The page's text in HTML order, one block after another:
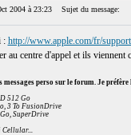
2004 à 23:23 Sujet du message:
: http://www.apple.com/fr/
au centre d'appel et ils viennent
messages perso sur le forum. Je préfère
512 Go
3 To FusionDrive
SuperDrive
Cellular...